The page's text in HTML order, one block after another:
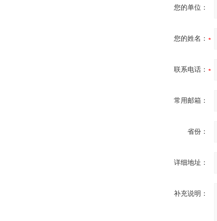
您的单位：
您的姓名：
联系电话：
常用邮箱：
省份：
详细地址：
补充说明：